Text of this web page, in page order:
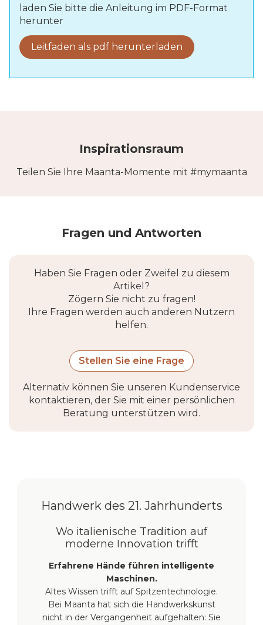
laden Sie bitte die Anleitung im PDF-Format
herunter
Leitfaden als pdf herunterladen
Inspirationsraum
Teilen Sie Ihre Maanta-Momente mit #mymaanta
Fragen und Antworten
Haben Sie Fragen oder Zweifel zu diesem
Artikel?
Zögern Sie nicht zu fragen!
Ihre Fragen werden auch anderen Nutzern
helfen.
Stellen Sie eine Frage
Alternativ können Sie unseren Kundenservice
kontaktieren, der Sie mit einer persönlichen
Beratung unterstützen wird.
Handwerk des 21. Jahrhunderts
Wo italienische Tradition auf
moderne Innovation trifft
Erfahrene Hände führen intelligente
Maschinen.
Altes Wissen trifft auf Spitzentechnologie.
Bei Maanta hat sich die Handwerkskunst
nicht in der Vergangenheit aufgehalten: Sie